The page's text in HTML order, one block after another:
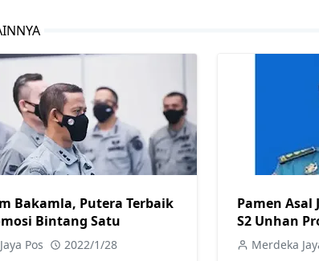
Bakamla, Putera Terbaik
Bintang Satu
Pos 2022/1/28
Pamen Asal
S2 Unhan
Pertahanan
Merdeka